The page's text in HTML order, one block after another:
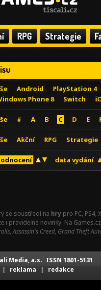
RPG Strategie
Android PlayStation 4
Phone 8
Switch
# A B C D E
Akční RPG Strategie
data vydání
se soustředí na hry pro PC, PS4,
i pravidelné novinky. Na
,Assassin's Creed, Grand Theft
Media, a.s. ISSN 1801-5131
| reklama | redakce